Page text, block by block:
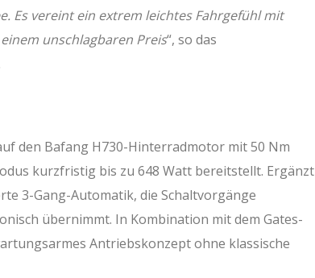
Es vereint ein extrem leichtes Fahrgefühl mit
unschlagbaren Preis“, so das
den Bafang H730-Hinterradmotor mit 50 Nm
kurzfristig bis zu 648 Watt bereitstellt. Ergänzt
3-Gang-Automatik, die Schaltvorgänge
übernimmt. In Kombination mit dem Gates-
Antriebskonzept ohne klassische